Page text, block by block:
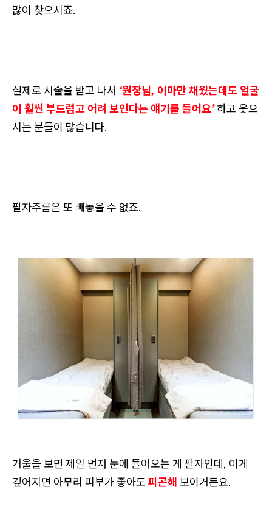
많이 찾으시죠.
실제로 시술을 받고 나서 ‘원장님, 이마만 채웠는데도 얼굴
이 훨씬 부드럽고 어려 보인다는 얘기를 들어요’하고 웃으
시는 분들이 많습니다.
팔자주름은 또 빼놓을 수 없죠.
거울을 보면 제일 먼저 눈에 들어오는 게 팔자인데, 이게
깊어지면 아무리 피부가 좋아도 피곤해 보이거든요.